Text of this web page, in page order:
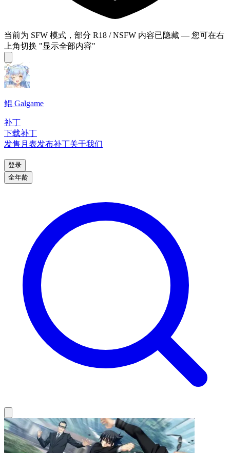
当前为 SFW 模式，部分 R18 / NSFW 内容已隐藏 — 您可在右
上角切换 "显示全部内容"
鲲 Galgame
补丁
下载补丁
发售月表发布补丁关于我们
登录
全年龄